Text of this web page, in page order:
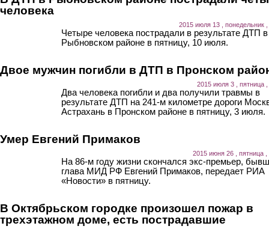
человека
2015 июля 13 , понедельник ,
Четыре человека пострадали в результате ДТП в
Рыбновском районе в пятницу, 10 июля.
Двое мужчин погибли в ДТП в Пронском
2015 июля 3 , пятница ,
Два человека погибли и два получили травмы в
результате ДТП на 241-м километре дороги
Астрахань в Пронском районе в пятницу, 3 июля.
Умер Евгений Примаков
2015 июня 26 , пятница ,
На 86-м году жизни скончался экс-премьер,
глава МИД РФ Евгений Примаков, передает РИА
«Новости» в пятницу.
В Октябрьском городке произошел пожар в
трехэтажном доме, есть пострадавшие